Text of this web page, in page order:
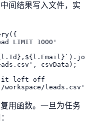
间结果写入文件，实
LIMIT 1000'
csvData);
it left off
用函数。一旦为任务